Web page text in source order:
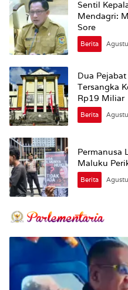
Sentil
Mendagri:
Sore
Berita
Dua
Tersangka
Rp19 Miliar
Berita
Permanusa
Maluku
Berita